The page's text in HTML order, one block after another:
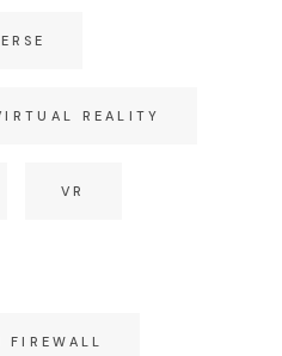
REALITY
VR
FIREWALL